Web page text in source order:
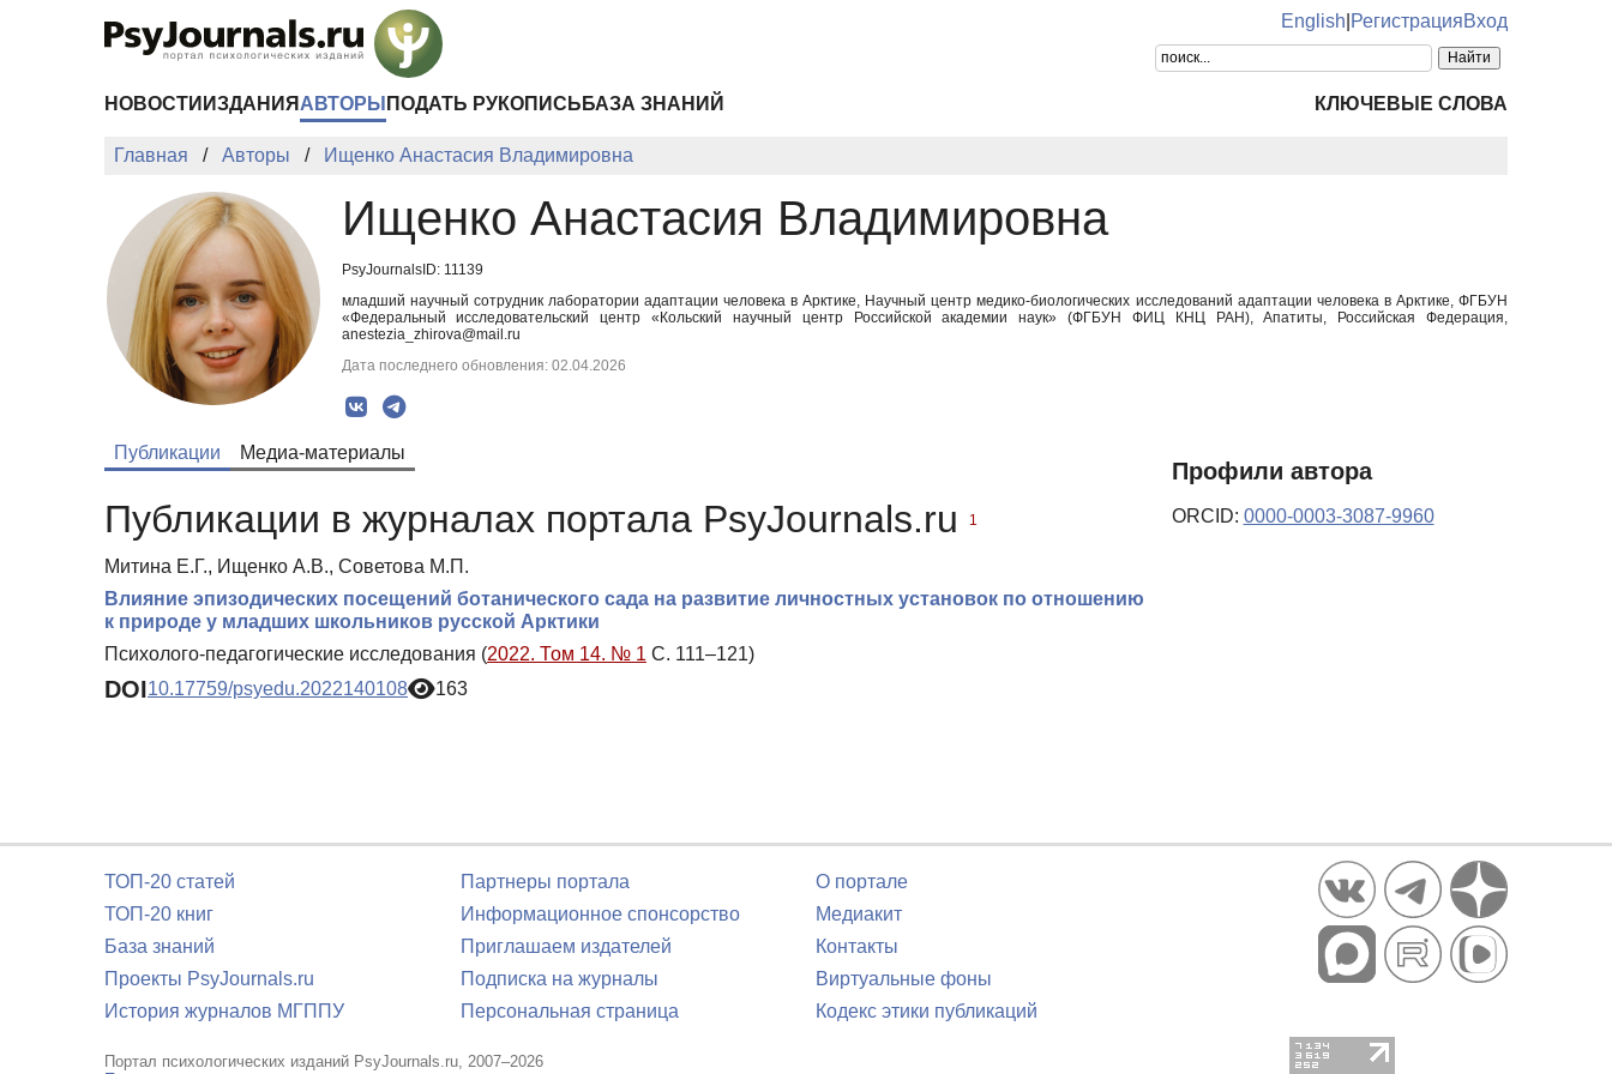
English РегистрацияВход
НОВОСТИ ИЗДАНИЯ АВТОРЫ ПОДАТЬ РУКОПИСЬ БАЗА ЗНАНИЙ КЛЮЧЕВЫЕ СЛОВА
Главная Авторы Ищенко Анастасия Владимировна
Ищенко Анастасия Владимировна
PsyJournalsID: 11139
младший научный сотрудник лаборатории адаптации человека в Арктике, Научный центр медико-биологических исследований адаптации человека в Арктике, ФГБУН
«Федеральный исследовательский центр «Кольский научный центр Российской академии наук» (ФГБУН ФИЦ КНЦ РАН), Апатиты, Российская Федерация,
anestezia_zhirova@mail.ru
Дата последнего обновления: 02.04.2026
Публикации Медиа-материалы
Публикации в журналах портала PsyJournals.ru 1
Митина Е.Г., Ищенко А.В., Советова М.П.
Влияние эпизодических посещений ботанического сада на развитие личностных установок по отношению
к природе у младших школьников русской Арктики
Психолого-педагогические исследования (2022. Том 14. № 1 С. 111–121)
DOI10.17759/psyedu.2022140108 163
Профили автора
ORCID: 0000-0003-3087-9960
ТОП-20 статей
ТОП-20 книг
База знаний
Проекты PsyJournals.ru
История журналов МГППУ
Партнеры портала
Информационное спонсорство
Приглашаем издателей
Подписка на журналы
Персональная страница
О портале
Медиакит
Контакты
Виртуальные фоны
Кодекс этики публикаций
Портал психологических изданий PsyJournals.ru, 2007–2026